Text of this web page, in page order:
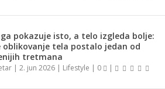
pokazuje isto, a telo izgleda bolje:
oblikovanje tela postalo jedan od
tretmana
| 2. jun 2026| Lifestyle | 0 |